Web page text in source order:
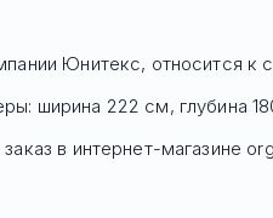
Юнитекс, относится к
ширина 222 см, глубина
в интернет-магазине